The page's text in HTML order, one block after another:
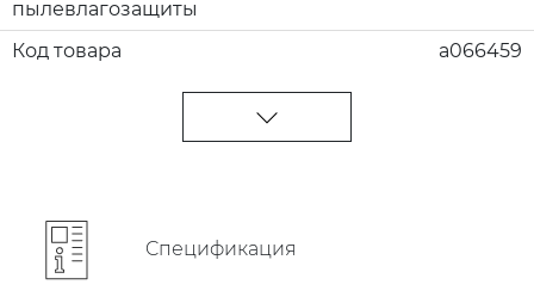
пылевлагозащиты
Код товара a066459
Cпецификация